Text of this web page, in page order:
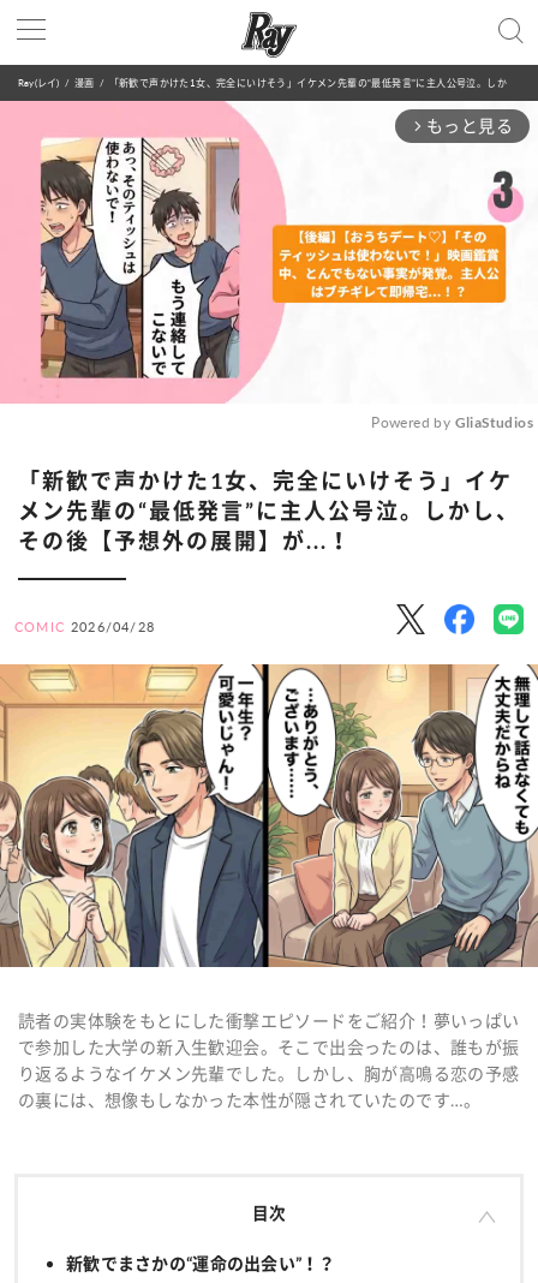
Ray(レイ) 漫画 「新歓で声かけた1女、完全にいけそう」イケメン先輩の“最低発言”に主人公号泣。しかし、その後【予想外の展開】が...！
arrow_forward_ios もっと見る
Mute
Powered by GliaStudios
「新歓で声かけた1女、完全にいけそう」イケ
メン先輩の“最低発言”に主人公号泣。しかし、
その後【予想外の展開】が...！
COMIC 2026/04/28
読者の実体験をもとにした衝撃エピソードをご紹介！夢いっぱい
で参加した大学の新入生歓迎会。そこで出会ったのは、誰もが振
り返るようなイケメン先輩でした。しかし、胸が高鳴る恋の予感
の裏には、想像もしなかった本性が隠されていたのです…。
目次
新歓でまさかの“運命の出会い”！？